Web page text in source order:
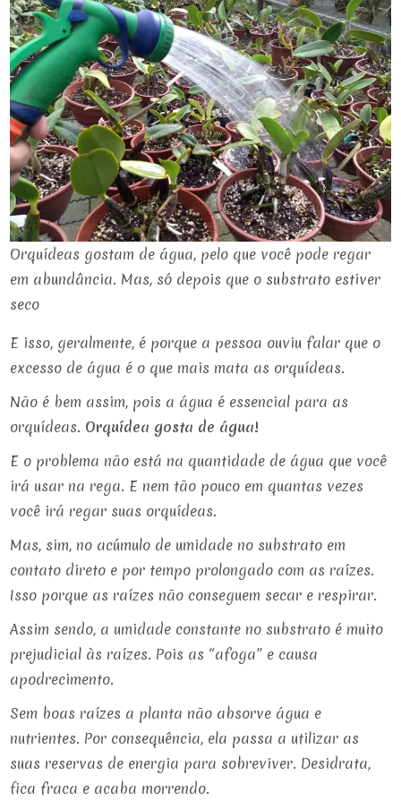
Orquídeas gostam de água, pelo que você pode regar
em abundância. Mas, só depois que o substrato estiver
seco
E isso, geralmente, é porque a pessoa ouviu falar que o
excesso de água é o que mais mata as orquídeas.
Não é bem assim, pois a água é essencial para as
orquídeas. Orquídea gosta de água!
E o problema não está na quantidade de água que você
irá usar na rega. E nem tão pouco em quantas vezes
você irá regar suas orquídeas.
Mas, sim, no acúmulo de umidade no substrato em
contato direto e por tempo prolongado com as raízes.
Isso porque as raízes não conseguem secar e respirar.
Assim sendo, a umidade constante no substrato é muito
prejudicial às raízes. Pois as “afoga” e causa
apodrecimento.
Sem boas raízes a planta não absorve água e
nutrientes. Por consequência, ela passa a utilizar as
suas reservas de energia para sobreviver. Desidrata,
fica fraca e acaba morrendo.